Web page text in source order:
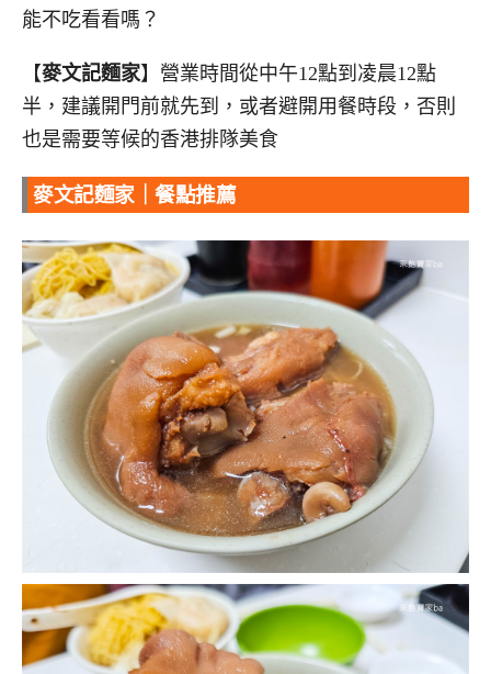
能不吃看看嗎？
【麥文記麵家】營業時間從中午12點到凌晨12點
半，建議開門前就先到，或者避開用餐時段，否則
也是需要等候的香港排隊美食
麥文記麵家｜餐點推薦